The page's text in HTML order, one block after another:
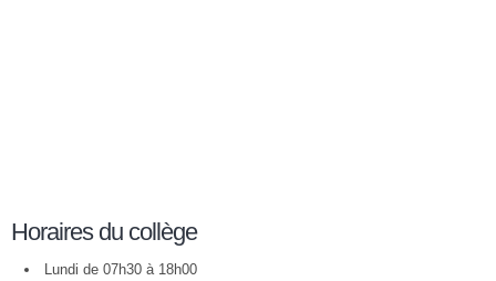
Horaires du collège
Lundi de 07h30 à 18h00